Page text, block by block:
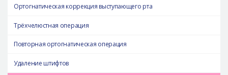
Ортогнатическая коррекция выступающего рта
Трёхчелюстная операция
Повторная ортогнатическая операция
Удаление штифтов